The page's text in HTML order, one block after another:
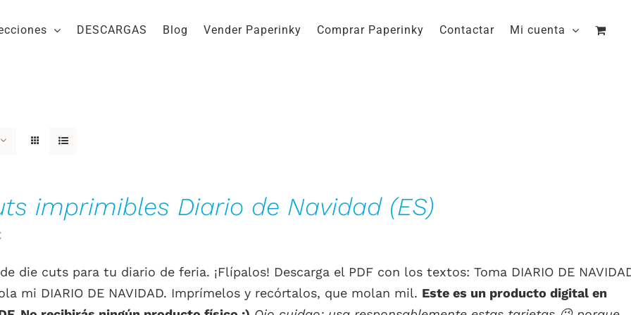
DESCARGAS Blog Vender Paperinky Comprar Paperinky Contactar Mi cuenta
imprimibles Diario de Navidad (ES)
El
actual
es:
die cuts para tu diario de feria. ¡Flípalos! Descarga el PDF con los textos: Toma DIARIO DE
mi DIARIO DE NAVIDAD. Imprímelos y recórtalos, que molan mil. Este es un producto digital en